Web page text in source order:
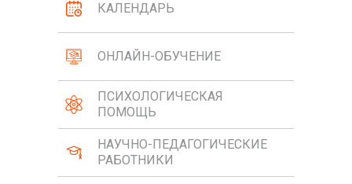
КАЛЕНДАРЬ
ОНЛАЙН-ОБУЧЕНИЕ
ПСИХОЛОГИЧЕСКАЯ
ПОМОЩЬ
НАУЧНО-ПЕДАГОГИЧЕСКИЕ
РАБОТНИКИ